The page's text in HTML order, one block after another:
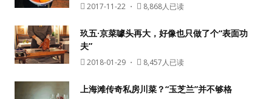
2017-11-22 ・ 8,868人已读
玖五·京菜噱头再大，好像也只做了个“表面功
夫”
2018-01-29 ・ 8,457人已读
上海滩传奇私房川菜？“玉芝兰”并不够格